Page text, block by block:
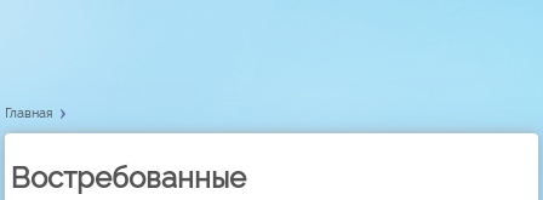
Главная
Востребованные